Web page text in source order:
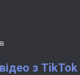
з TikTok